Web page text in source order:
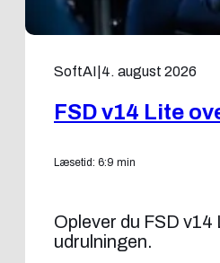
SoftAI 4. august 2026
FSD v14 Lite
Læsetid: 6:9 min
Oplever du FSD
udrulningen.